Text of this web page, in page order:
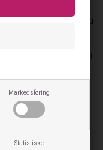
Markedsføring
Statistiske
vinterdage, hvor varme er
foring, som hjælper med
falder markant.
mens den fleksible sål
Det gør Blizzard til en
Tex
moderne sneaker-
Modellen er